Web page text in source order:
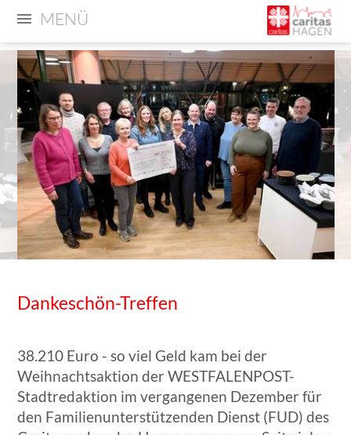
MENÜ
Dankeschön-Treffen
38.210 Euro - so viel Geld kam bei der
Weihnachtsaktion der WESTFALENPOST-
Stadtredaktion im vergangenen Dezember für
den Familienunterstützenden Dienst (FUD) des